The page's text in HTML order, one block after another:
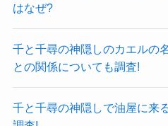
はなぜ?
千と千尋の神隠しのカエルの
との関係についても調査!
千と千尋の神隠しで油屋に来